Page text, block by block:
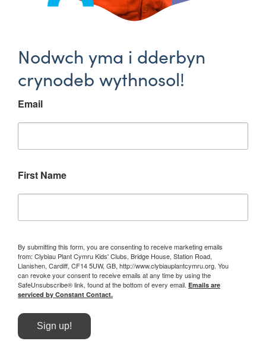
Nodwch yma i dderbyn
crynodeb wythnosol!
Email
First Name
By submitting this form, you are consenting to receive marketing emails
from: Clybiau Plant Cymru Kids' Clubs, Bridge House, Station Road,
Llanishen, Cardiff, CF14 5UW, GB, http://www.clybiauplantcymru.org. You
can revoke your consent to receive emails at any time by using the
SafeUnsubscribe® link, found at the bottom of every email. Emails are
serviced by Constant Contact.
Sign up!